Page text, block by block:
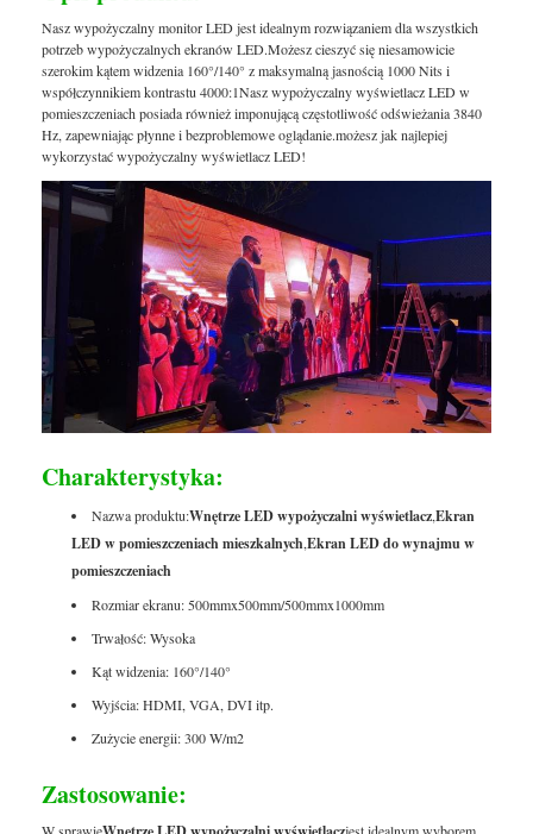
Nasz wypożyczalny monitor LED jest idealnym rozwiązaniem dla wszystkich
potrzeb wypożyczalnych ekranów LED.Możesz cieszyć się niesamowicie
szerokim kątem widzenia 160°/140° z maksymalną jasnością 1000 Nits i
współczynnikiem kontrastu 4000:1Nasz wypożyczalny wyświetlacz LED w
pomieszczeniach posiada również imponującą częstotliwość odświeżania 3840
Hz, zapewniając płynne i bezproblemowe oglądanie.możesz jak najlepiej
wykorzystać wypożyczalny wyświetlacz LED!
Charakterystyka:
Nazwa produktu:Wnętrze LED wypożyczalni wyświetlacz,Ekran
LED w pomieszczeniach mieszkalnych,Ekran LED do wynajmu w
pomieszczeniach
Rozmiar ekranu: 500mmx500mm/500mmx1000mm
Trwałość: Wysoka
Kąt widzenia: 160°/140°
Wyjścia: HDMI, VGA, DVI itp.
Zużycie energii: 300 W/m2
Zastosowanie: